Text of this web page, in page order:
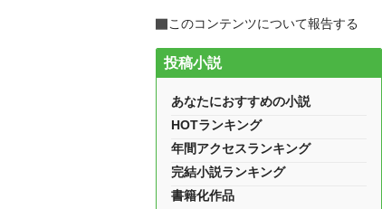
このコンテンツについて報告する
投稿小説
あなたにおすすめの小説
HOTランキング
年間アクセスランキング
完結小説ランキング
書籍化作品